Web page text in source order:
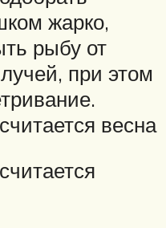
жарко,
рыбу от
при этом
весна